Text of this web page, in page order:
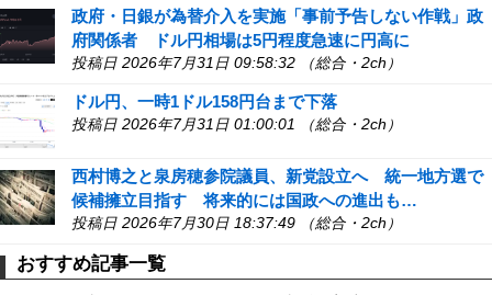
政府・日銀が為替介入を実施「事前予告しない作戦」政
府関係者 ドル円相場は5円程度急速に円高に
投稿日 2026年7月31日 09:58:32 （総合・2ch）
ドル円、一時1ドル158円台まで下落
投稿日 2026年7月31日 01:00:01 （総合・2ch）
西村博之と泉房穂参院議員、新党設立へ 統一地方選で
候補擁立目指す 将来的には国政への進出も…
投稿日 2026年7月30日 18:37:49 （総合・2ch）
おすすめ記事一覧